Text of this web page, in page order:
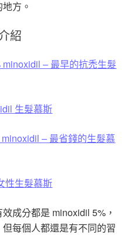
方。
紹
– 最早的抗禿生髮
生髮慕斯
– 最省錢的生髮慕
性生髮慕斯
成分都是 minoxidil 5%，
每個人都還是有不同的習